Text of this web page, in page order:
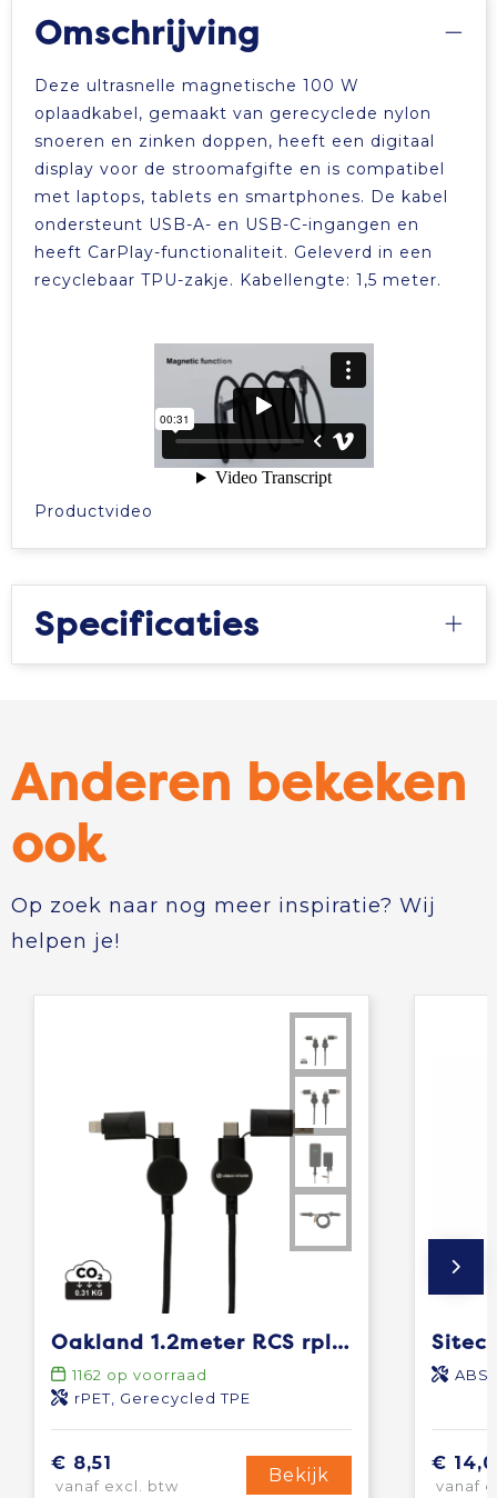
Tablettassen
Toilettassen
Waterbestendige tassen
Aktetassen
Trolleys
Omschrijving
Deze ultrasnelle magnetische 100 W
oplaadkabel, gemaakt van gerecyclede nylon
snoeren en zinken doppen, heeft een digitaal
display voor de stroomafgifte en is compatibel
met laptops, tablets en smartphones. De kabel
ondersteunt USB-A- en USB-C-ingangen en
heeft CarPlay-functionaliteit. Geleverd in een
recyclebaar TPU-zakje. Kabellengte: 1,5 meter.
Productvideo
Specificaties
Anderen bekeken
ook
Op zoek naar nog meer inspiratie? Wij
helpen je!
Oakland 1.2meter RCS rplastic 6-in-1 fast charging 45W kabel
1162 op voorraad
rPET, Gerecycled TPE
€ 8,51
vanaf excl. btw
Bekijk
ABS
€
vanaf